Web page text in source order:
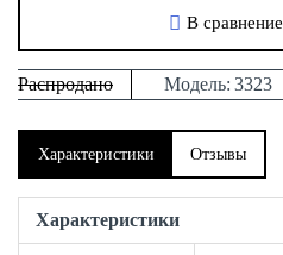
Распродано Модель: 3323
В сравнение
Характеристики Отзывы
Характеристики